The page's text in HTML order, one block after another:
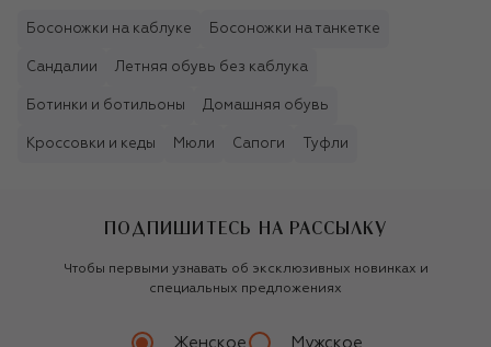
Босоножки на каблуке Босоножки на танкетке
Сандалии Летняя обувь без каблука
Ботинки и ботильоны Домашняя обувь
Кроссовки и кеды Мюли Сапоги Туфли
ПОДПИШИТЕСЬ НА РАССЫЛКУ
Чтобы первыми узнавать об эксклюзивных новинках и
специальных предложениях
Женское Мужское